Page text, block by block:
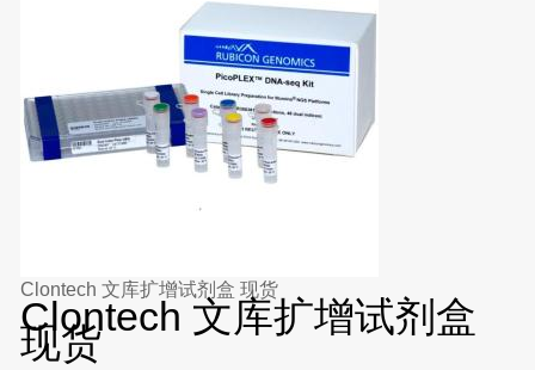
Clontech 文库扩增试剂盒 现货
Clontech 文库扩增试剂盒
现货